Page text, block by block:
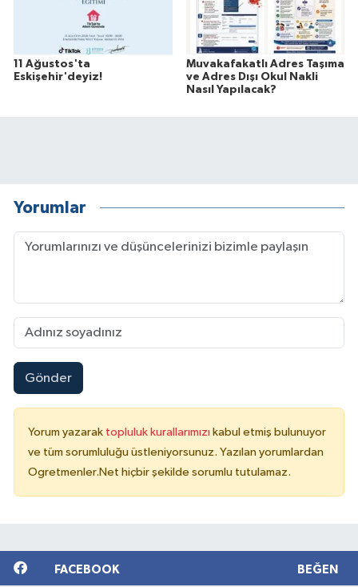
11 Ağustos'ta
Eskişehir'deyiz!
Muvakafakatlı Adres Taşıma
ve Adres Dışı Okul Nakli
Nasıl Yapılacak?
Yorumlar
Gönder
Yorum yazarak topluluk kurallarımızı kabul etmiş bulunuyor
ve tüm sorumluluğu üstleniyorsunuz. Yazılan yorumlardan
Ogretmenler.Net hiçbir şekilde sorumlu tutulamaz.
FACEBOOK BEĞEN